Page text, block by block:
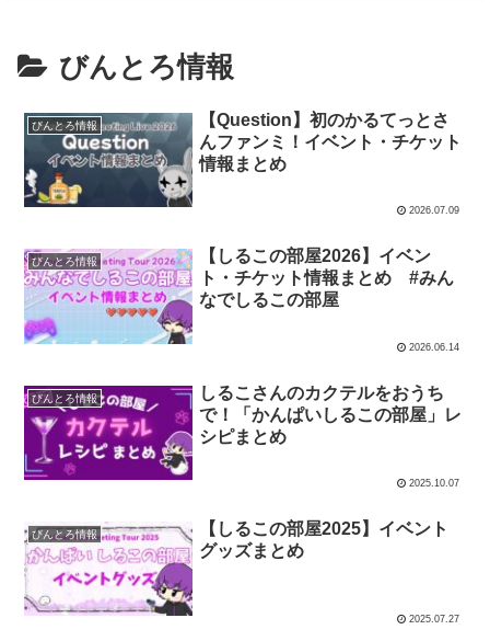
びんとろ情報
びんとろ情報
【Question】初のかるてっとさ
んファンミ！イベント・チケット
情報まとめ
2026.07.09
びんとろ情報
【しるこの部屋2026】イベン
ト・チケット情報まとめ #みん
なでしるこの部屋
2026.06.14
びんとろ情報
しるこさんのカクテルをおうち
で！「かんぱいしるこの部屋」レ
シピまとめ
2025.10.07
びんとろ情報
【しるこの部屋2025】イベント
グッズまとめ
2025.07.27